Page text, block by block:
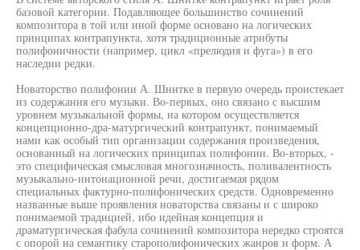
базовой категории. Подавляющее большинство сочинений
композитора в той или иной форме основано на логических
принципах контрапункта, хотя традиционные атрибуты
полифоничности (например, цикл «прелюдия и фуга») в его
наследии редки.
Новаторство полифонии А. Шнитке в первую очередь проистекает
из содержания его музыки. Во-первых, оно связано с высшим
уровнем музыкальной формы, на котором осуществляется
концепционно-дра-матургический контрапункт, понимаемый
нами как особый тип организации содержания произведения,
основанный на логических принципах полифонии. Во-вторых, -
это специфическая смысловая многозначность, поливалентность
музыкально-интонационной речи, достигаемая рядом
специальных фактурно-полифонических средств. Одновременно
названные выше проявления новаторства связаны и с широко
понимаемой традицией, ибо идейная концепция и
драматургическая фабула сочинений композитора нередко строятся
с опорой на семантику старополифонических жанров и форм. А